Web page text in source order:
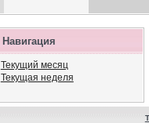
Навигация
Текущий месяц
Текущая неделя